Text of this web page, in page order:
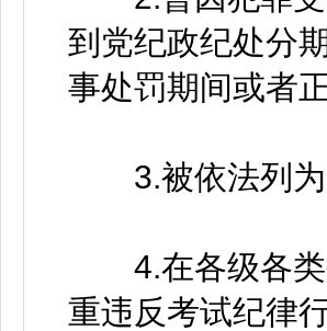
到党纪政纪处分
事处罚期间或者
3.被依法列为
4.在各级各类
重违反考试纪律